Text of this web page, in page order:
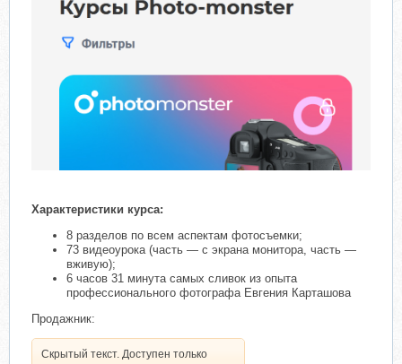
Характеристики курса:
8 разделов по всем аспектам фотосъемки;
73 видеоурока (часть — с экрана монитора, часть —
вживую);
6 часов 31 минута самых сливок из опыта
профессионального фотографа Евгения Карташова
Продажник:
Скрытый текст. Доступен только